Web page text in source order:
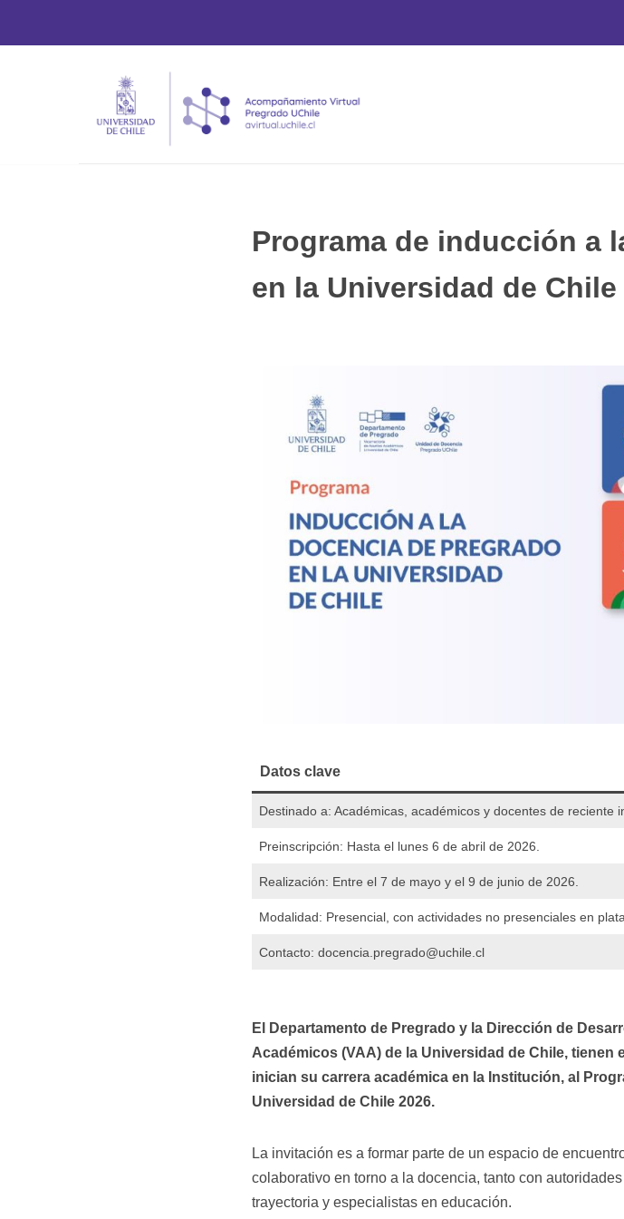
Saltar
Programa de inducción a
en la Universidad de Chile
Datos clave
Destinado a: Académicas, académicos y docentes de reciente
Preinscripción: Hasta el lunes 6 de abril de 2026.
Realización: Entre el 7 de mayo y el 9 de junio de 2026.
Modalidad: Presencial, con actividades no presenciales en
Contacto: docencia.pregrado@uchile.cl
El Departamento de Pregrado y la Dirección de
Académicos (VAA) de la Universidad de Chile,
inician su carrera académica en la Institución, al
Universidad de Chile 2026.
La invitación es a formar parte de un espacio de
colaborativo en torno a la docencia, tanto con
trayectoria y especialistas en educación.